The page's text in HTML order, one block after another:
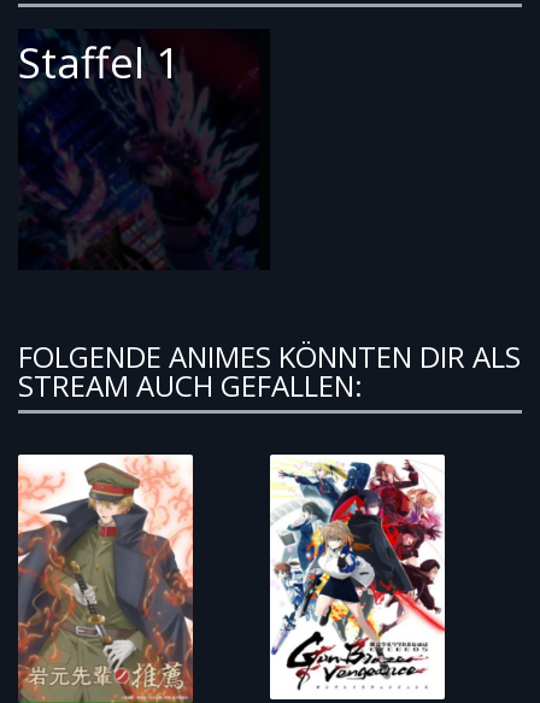
Staffel 1
FOLGENDE ANIMES KÖNNTEN DIR ALS
STREAM AUCH GEFALLEN: